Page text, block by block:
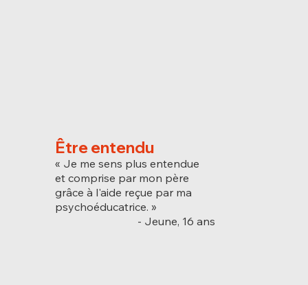
Être entendu
« Je me sens plus entendue
et comprise par mon père
grâce à l'aide reçue par ma
psychoéducatrice. »
- Jeune, 16 ans